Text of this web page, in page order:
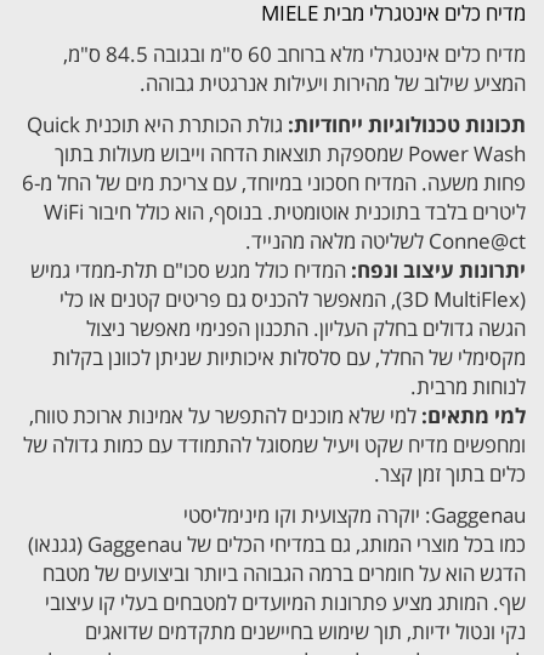
מדיח כלים אינטגרלי מבית MIELE
מדיח כלים אינטגרלי מלא ברוחב 60 ס"מ ובגובה 84.5 ס"מ,
המציע שילוב של מהירות ויעילות אנרגטית גבוהה.
תכונות טכנולוגיות ייחודיות:
גולת הכותרת היא תוכנית Quick
Power Wash שמספקת תוצאות הדחה וייבוש מעולות בתוך
פחות משעה. המדיח חסכוני במיוחד, עם צריכת מים של החל מ-6
ליטרים בלבד בתוכנית אוטומטית. בנוסף, הוא כולל חיבור WiFi
Conne@ct לשליטה מלאה מהנייד.
יתרונות עיצוב ונפח: המדיח כולל מגש סכו"ם תלת-ממדי גמיש
(3D MultiFlex), המאפשר להכניס גם פריטים קטנים או כלי
הגשה גדולים בחלק העליון. התכנון הפנימי מאפשר ניצול
מקסימלי של החלל, עם סלסלות איכותיות שניתן לכוונן בקלות
לנוחות מרבית.
למי מתאים: למי שלא מוכנים להתפשר על אמינות ארוכת טווח,
ומחפשים מדיח שקט ויעיל שמסוגל להתמודד עם כמות גדולה של
כלים בתוך זמן קצר.
Gaggenau: יוקרה מקצועית וקו מינימליסטי
כמו בכל מוצרי המותג, גם במדיחי הכלים של Gaggenau (גגנאו)
הדגש הוא על חומרים ברמה הגבוהה ביותר וביצועים של מטבח
שף. המותג מציע פתרונות המיועדים למטבחים בעלי קו עיצובי
נקי ונטול ידיות, תוך שימוש בחיישנים מתקדמים שדואגים